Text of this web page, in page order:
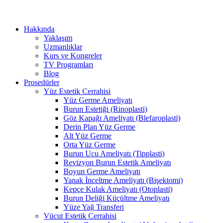
Hakkında
Yaklaşım
Uzmanlıklar
Kurs ve Kongreler
TV Programları
Blog
Prosedürler
Yüz Estetik Cerrahisi
Yüz Germe Ameliyatı
Burun Estetiği (Rinoplasti)
Göz Kapağı Ameliyatı (Blefaroplasti)
Derin Plan Yüz Germe
Alt Yüz Germe
Orta Yüz Germe
Burun Ucu Ameliyatı (Tipplasti)
Revizyon Burun Estetik Ameliyatı
Boyun Germe Ameliyatı
Yanak İnceltme Ameliyatı (Bişektomi)
Kepçe Kulak Ameliyatı (Otoplasti)
Burun Deliği Küçültme Ameliyatı
Yüze Yağ Transferi
Vücut Estetik Cerrahisi